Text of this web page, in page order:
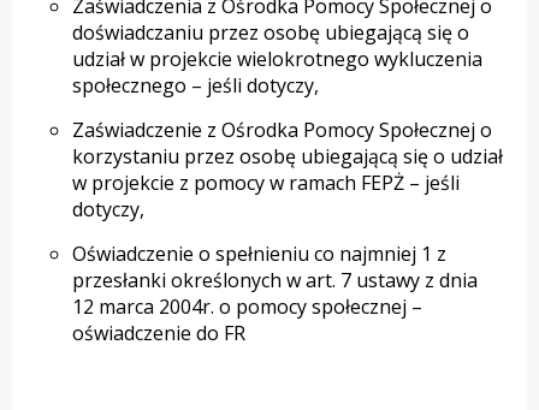
Zaświadczenia z Ośrodka Pomocy Społecznej o
doświadczaniu przez osobę ubiegającą się o
udział w projekcie wielokrotnego wykluczenia
społecznego – jeśli dotyczy,
Zaświadczenie z Ośrodka Pomocy Społecznej o
korzystaniu przez osobę ubiegającą się o udział
w projekcie z pomocy w ramach FEPŻ – jeśli
dotyczy,
Oświadczenie o spełnieniu co najmniej 1 z
przesłanki określonych w art. 7 ustawy z dnia
12 marca 2004r. o pomocy społecznej –
oświadczenie do FR